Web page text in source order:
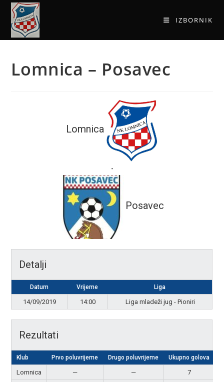
IZBORNIK
Lomnica – Posavec
Lomnica
-
Posavec
Detalji
Datum Vrijeme Liga
14/09/2019 14:00 Liga mladeži jug - Pioniri
Rezultati
Klub Prvo poluvrijeme Drugo poluvrijeme Ukupno golova
Lomnica — — 7